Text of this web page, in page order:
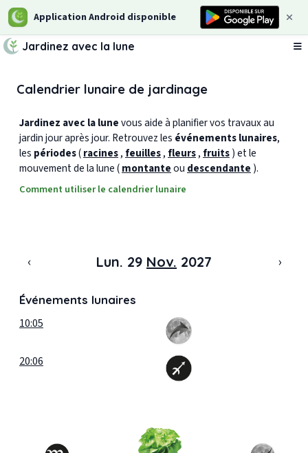
Application Android disponible
Jardinez avec la lune
Calendrier lunaire de jardinage
Jardinez avec la lunevous aide à planifier vos travaux au
jardin jour après jour. Retrouvez les événements lunaires,
les périodes(racines, feuilles, fleurs, fruits) et le
mouvement de la lune (montanteou descendante ).
Comment utiliser le calendrier lunaire
‹ Lun. 29 Nov. 2027 ›
Événements lunaires
10:05
20:06